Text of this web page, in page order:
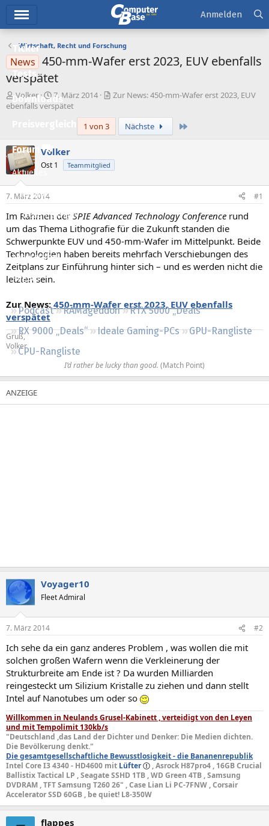
Ticker
Tests
Downloads
Forum
Aktuelles
Empfohlene Inhalte
Neue Beiträge
Neueste Aktivitäten
Leserartikel
Regeln
Podcast RAMageddon
RTX 5000 „Deals“
RX 9000 „Deals“
Ideale Gaming-PCs
GPU-Rangliste
CPU-Rangliste
Anmelden
Wirtschaft, Recht und Forschung
News 450-mm-Wafer erst 2023, EUV ebenfalls
verspätet
E
r
l
l
e
r
Volker
E
r
l
7. März 2014
Zur News: 450-mm-Wafer erst 2023, EUV
ebenfalls verspätet
1 von 3
Nächste
Volker
Ost 1 Teammitglied
7. März 2014 #1
Im Rahmen der SPIE Advanced Technology Conference rund
um das Thema Lithografie für die Zukunft standen die
Schwerpunkte EUV und 450-mm-Wafer im Mittelpunkt. Beide
Technologien haben bereits mehrfach Verschiebungen des
Zeitplans zur Einführung hinter sich – und es werden nicht die
letzten sein.
Zur News: 450-mm-Wafer erst 2023, EUV ebenfalls
verspätet
Gruß,
Volker
I’d rather be lucky than good. (Match Point)​
Voyager10
Fleet Admiral
7. März 2014 #2
Ich sehe da ein ganz anderes Problem , was wollen die mit
solchen großen Wafern wenn die Verkleinerung der
Strukturbreite am Ende ist ? Da wurden Milliarden
reingesteckt um Silizium Kristalle zu ziehen und dann stellt
Intel auf Nanotubes um oder so
Willkommen in Neulands Grusel-Kabinett , verteidigt von den Leyen
und mit Tempolimit 130kb/s
"Deutschland ,das Land der Dichter und Denker: Die Medien dichten.
Die Bevölkerung denkt."
Die gesamtgesellschaftliche Bewusstlosigkeit - die Bananenrepublik
Intel Core I3 4340 - HD4600 mit Lüfter
, Asrock H87pro4 , 16GB Crucial
Ballistix Tactical LP , Seagate SSHD 1TB , WD Green 4TB , Samsung
DVDRAM , TFT Samsung T260 26" , Case Lian Li PC-7FNW , Corsair
Accelerator SSD 60GB , be quiet! L8-350W
flappes